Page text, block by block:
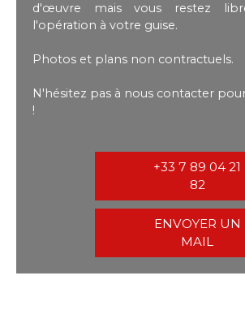
d'œuvre mais vous restez
l'opération à votre guise.
Photos et plans non contractuels.
N'hésitez pas à nous contacter
!
+33 7 89 04 21
82
ENVOYER UN
MAIL